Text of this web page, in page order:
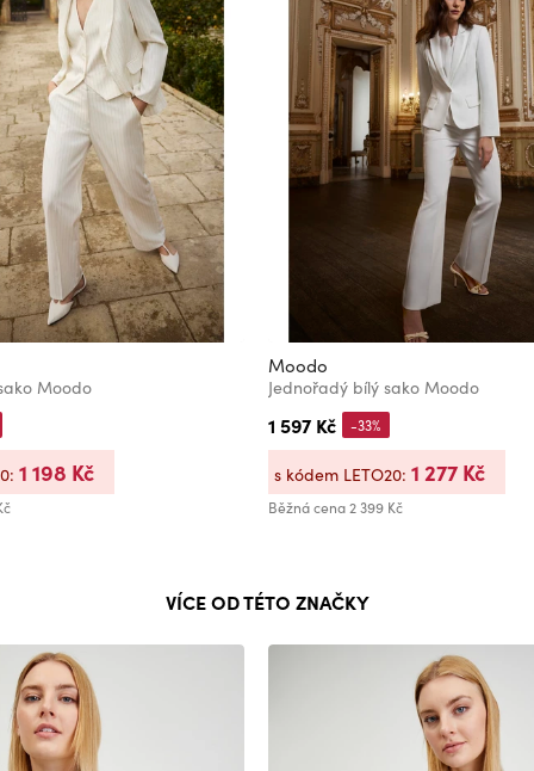
Moodo
1 198 Kč
Moodo
Jednořadý bílý sako Moodo
1 597 Kč
Běžná cena2 399 Kč
-33%
s kódem LETO20: 1 277 Kč
VÍCE OD TÉTO ZNAČKY